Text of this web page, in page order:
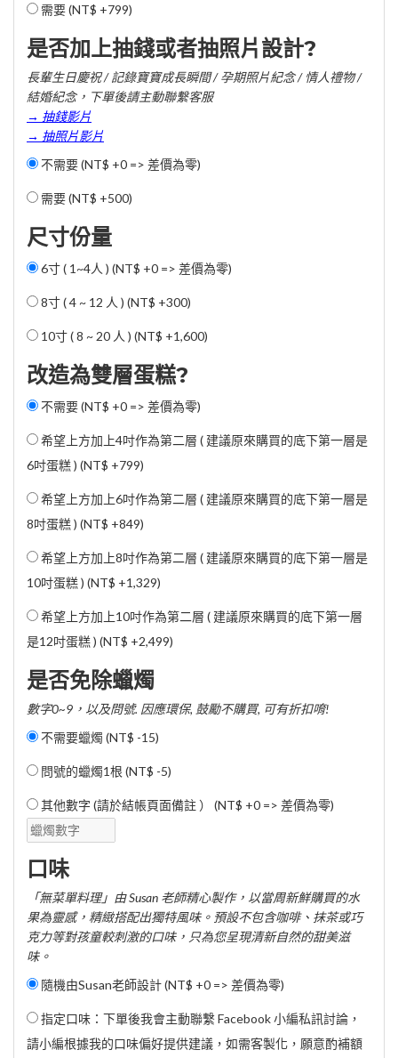
需要 (NT$ +799)
是否加上抽錢或者抽照片設計?
長輩生日慶祝 / 記錄寶寶成長瞬間 / 孕期照片紀念 / 情人禮物 /
結婚紀念，下單後請主動聯繫客服
→ 抽錢影片
→ 抽照片影片
不需要 (NT$ +0 => 差價為零)
需要 (NT$ +500)
尺寸份量
6寸 ( 1~4人 ) (NT$ +0 => 差價為零)
8寸 ( 4 ~ 12 人 ) (NT$ +300)
10寸 ( 8 ~ 20 人 ) (NT$ +1,600)
改造為雙層蛋糕?
不需要 (NT$ +0 => 差價為零)
希望上方加上4吋作為第二層 ( 建議原來購買的底下第一層是
6吋蛋糕 ) (NT$ +799)
希望上方加上6吋作為第二層 ( 建議原來購買的底下第一層是
8吋蛋糕 ) (NT$ +849)
希望上方加上8吋作為第二層 ( 建議原來購買的底下第一層是
10吋蛋糕 ) (NT$ +1,329)
希望上方加上10吋作為第二層 ( 建議原來購買的底下第一層
是12吋蛋糕 ) (NT$ +2,499)
是否免除蠟燭
數字0~9，以及問號. 因應環保, 鼓勵不購買, 可有折扣唷!
不需要蠟燭 (NT$ -15)
問號的蠟燭1根 (NT$ -5)
其他數字 (請於結帳頁面備註 ） (NT$ +0 => 差價為零)
口味
「無菜單料理」由 Susan 老師精心製作，以當周新鮮購買的水
果為靈感，精緻搭配出獨特風味。預設不包含咖啡、抹茶或巧
克力等對孩童較刺激的口味，只為您呈現清新自然的甜美滋
味。
隨機由Susan老師設計 (NT$ +0 => 差價為零)
指定口味：下單後我會主動聯繫 Facebook 小編私訊討論，
請小編根據我的口味偏好提供建議，如需客製化，願意酌補額